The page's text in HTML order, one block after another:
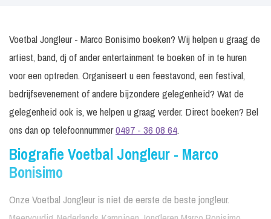
Voetbal Jongleur - Marco Bonisimo boeken? Wij helpen u graag de
artiest, band, dj of ander entertainment te boeken of in te huren
voor een optreden. Organiseert u een feestavond, een festival,
bedrijfsevenement of andere bijzondere gelegenheid? Wat de
gelegenheid ook is, we helpen u graag verder. Direct boeken? Bel
ons dan op telefoonnummer0497 - 36 08 64.
Biografie Voetbal Jongleur - Marco
Bonisimo
Onze Voetbal Jongleur is niet de eerste de beste jongleur.